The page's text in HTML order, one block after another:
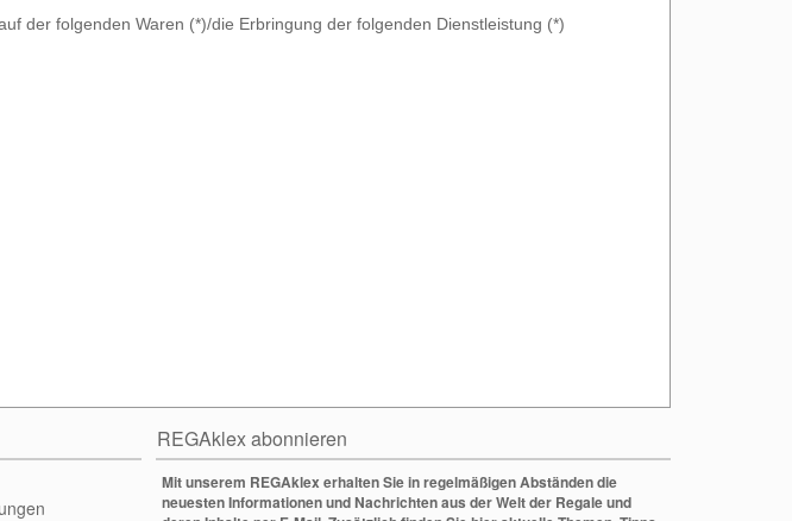
der folgenden Waren (*)/die Erbringung der folgenden Dienstleistung (*)
REGAklex abonnieren
Mit unserem REGAklex erhalten Sie in regelmäßigen Abständen die
neuesten Informationen und Nachrichten aus der Welt der Regale und